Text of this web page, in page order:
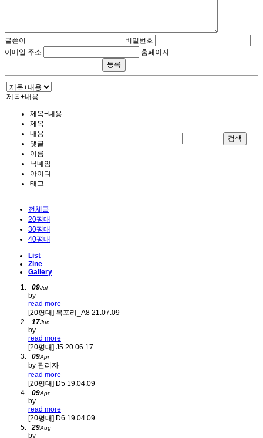
글쓴이
비밀번호
이메일 주소
홈페이지
제목+내용
제목+내용
제목
내용
댓글
이름
닉네임
아이디
태그
검색
전체글
20평대
30평대
40평대
List
Zine
Gallery
09Jul
by
read more
[20평대] 복포리_A8 21.07.09
17Jun
by
read more
[20평대] J5 20.06.17
09Apr
by 관리자
read more
[20평대] D5 19.04.09
09Apr
by
read more
[20평대] D6 19.04.09
29Aug
by